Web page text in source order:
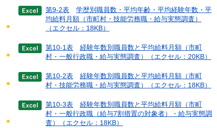
第9-2表
学歴別職員数・平均年齢・平均経験年数・平
均給料月額（市町村・技能労務職・給与実態調査）
（エクセル：18KB）
第10-1表
経験年数別職員数と平均給料月額（市町
村・一般行政職・給与実態調査）
（エクセル：20KB）
第10-2表
経験年数別職員数と平均給料月額（市町
村・技能労務職・給与実態調査）
（エクセル：18KB）
第10-3表
経験年数別職員数と平均給料月額（市町
村・一般行政職（給与7割措置の対象者）・給与実態調
査）（エクセル：18KB）